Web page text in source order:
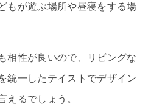
もが遊ぶ場所や昼寝をする場
相性が良いので、リビングな
統一したテイストでデザイン
えるでしょう。